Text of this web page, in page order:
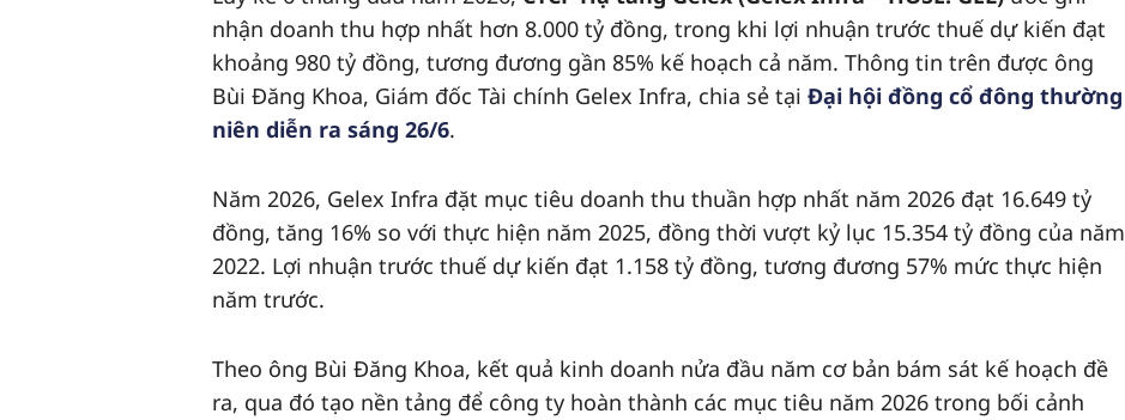
nhận doanh thu hợp nhất hơn 8.000 tỷ đồng, trong khi lợi nhuận trước thuế dự kiến đạt
khoảng 980 tỷ đồng, tương đương gần 85% kế hoạch cả năm. Thông tin trên được ông
Bùi Đăng Khoa, Giám đốc Tài chính Gelex Infra, chia sẻ tại Đại hội đồng cổ đông thường
niên diễn ra sáng 26/6.
Năm 2026, Gelex Infra đặt mục tiêu doanh thu thuần hợp nhất năm 2026 đạt 16.649 tỷ
đồng, tăng 16% so với thực hiện năm 2025, đồng thời vượt kỷ lục 15.354 tỷ đồng của năm
2022. Lợi nhuận trước thuế dự kiến đạt 1.158 tỷ đồng, tương đương 57% mức thực hiện
năm trước.
Theo ông Bùi Đăng Khoa, kết quả kinh doanh nửa đầu năm cơ bản bám sát kế hoạch đề
ra, qua đó tạo nền tảng để công ty hoàn thành các mục tiêu năm 2026 trong bối cảnh